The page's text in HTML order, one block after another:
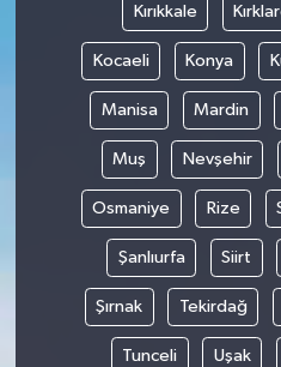
Kırıkkale
Kocaeli Konya
Manisa Mardin
Muş Nevşehir
Osmaniye Rize
Şanlıurfa Siirt
Şırnak Tekirdağ
Tunceli Uşak